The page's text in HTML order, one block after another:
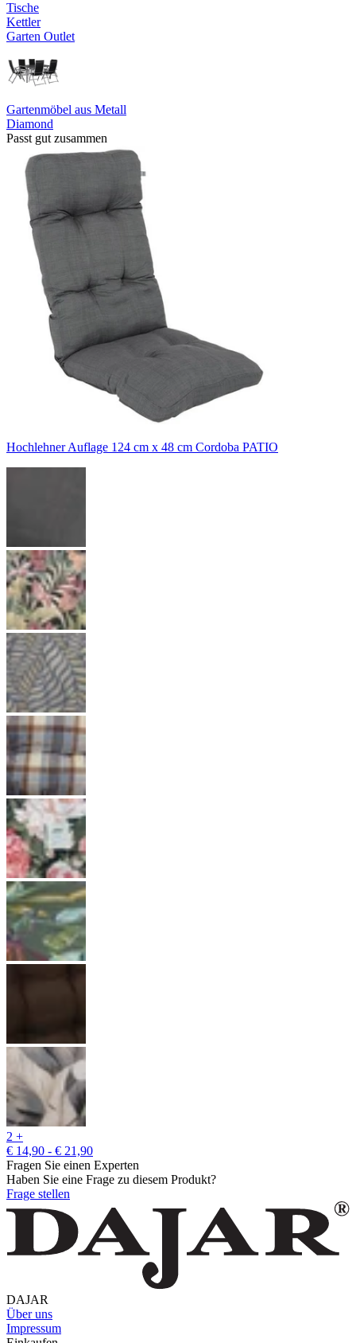
Tische
Kettler
Garten Outlet
Gartenmöbel aus Metall
Diamond
Passt gut zusammen
Hochlehner Auflage 124 cm x 48 cm Cordoba PATIO
2 +
€ 14,90 - € 21,90
Fragen Sie einen Experten
Haben Sie eine Frage zu diesem Produkt?
Frage stellen
DAJAR
Über uns
Impressum